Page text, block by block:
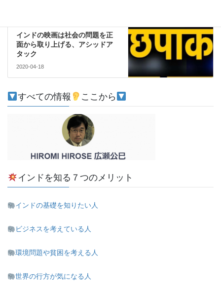
インドの映画は社会の問題を正
面から取り上げる、アシッドア
タック
2020-04-18
すべての情報 ここから
インドを知る７つのメリット
インドの基礎を知りたい人
ビジネスを考えている人
環境問題や貧困を考える人
世界の行方が気になる人